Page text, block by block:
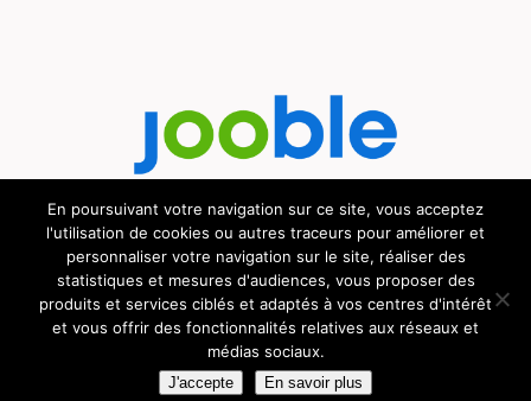
Découvrez le métier de la cuisine.
© GOURMICOM 2019 - 2026 - HÉBERGÉ CHEZ
CYBSYN-MENTIONS LÉGALES-
En poursuivant votre navigation sur ce site, vous acceptez
l'utilisation de cookies ou autres traceurs pour améliorer et
personnaliser votre navigation sur le site, réaliser des
statistiques et mesures d'audiences, vous proposer des
produits et services ciblés et adaptés à vos centres d'intérêt
et vous offrir des fonctionnalités relatives aux réseaux et
médias sociaux.
J'accepte En savoir plus